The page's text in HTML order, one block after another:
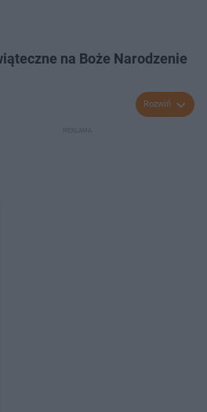
na Boże Narodzenie
Rozwiń